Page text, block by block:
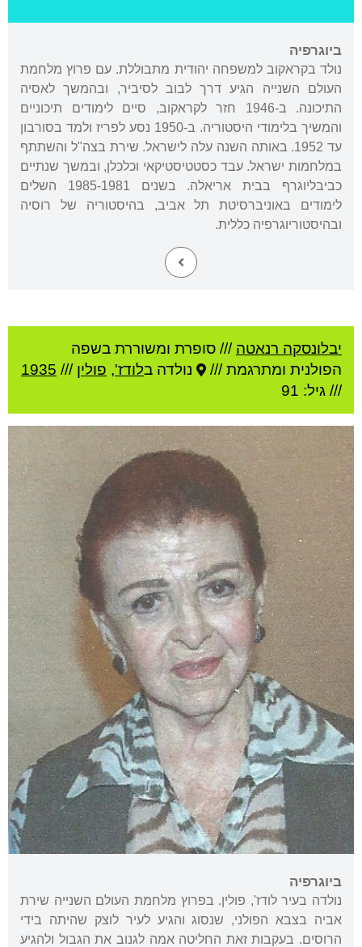
ביוגרפיה
נולד בקראקוב למשפחה יהודית מתבוללת. עם פרוץ מלחמת
העולם השנייה הגיע דרך לבוב לסיביר, ובהמשך לאסיה
התיכונה. ב-1946 חזר לקראקוב, סיים לימודים תיכוניים
והמשיך בלימודי היסטוריה. ב-1950 נסע לפריז ולמד בסורבון
עד 1952. באותה השנה עלה לישראל. שירת בצה"ל והשתתף
במלחמות ישראל. עבד כסטטיסטיקאי וכלכלן, ובמשך שנתיים
כביבליוגרף בבית אריאלה. בשנים 1985-1981 השלים
לימודים באוניברסיטת תל אביב, בהיסטוריה של רוסיה
ובהיסטוריוגרפיה כללית.
יבלונסקה רנאטה /// סופרת ומשוררת בשפה
הפולנית ומתרגמת ///
נולדה בלודז', פולין ///
1935
/// גיל: 91
ביוגרפיה
נולדה בעיר לודז', פולין. בפרוץ מלחמת העולם השנייה שירת
אביה בצבא הפולני, שנסוג והגיע לעיר לוצק שהיתה בידי
הרוסים. בעקבות זאת החליטה אמה לגנוב את הגבול ולהגיע